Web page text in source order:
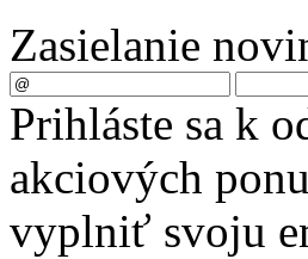
Zasielanie
Prihláste sa k
akciových
vyplniť svoju